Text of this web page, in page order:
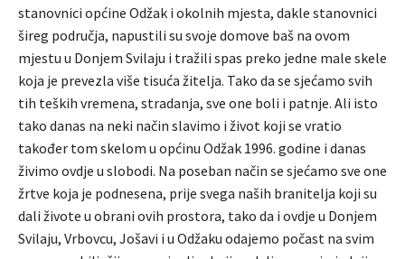
stanovnici općine Odžak i okolnih mjesta, dakle stanovnici
šireg područja, napustili su svoje domove baš na ovom
mjestu u Donjem Svilaju i tražili spas preko jedne male skele
koja je prevezla više tisuća žitelja. Tako da se sjećamo svih
tih teških vremena, stradanja, sve one boli i patnje. Ali isto
tako danas na neki način slavimo i život koji se vratio
također tom skelom u općinu Odžak 1996. godine i danas
živimo ovdje u slobodi. Na poseban način se sjećamo sve one
žrtve koja je podnesena, prije svega naših branitelja koji su
dali živote u obrani ovih prostora, tako da i ovdje u Donjem
Svilaju, Vrbovcu, Jošavi i u Odžaku odajemo počast na svim